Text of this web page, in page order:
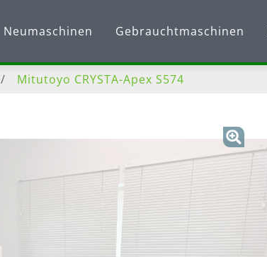
Neumaschinen Gebrauchtmaschinen
/ Mitutoyo CRYSTA-Apex S574